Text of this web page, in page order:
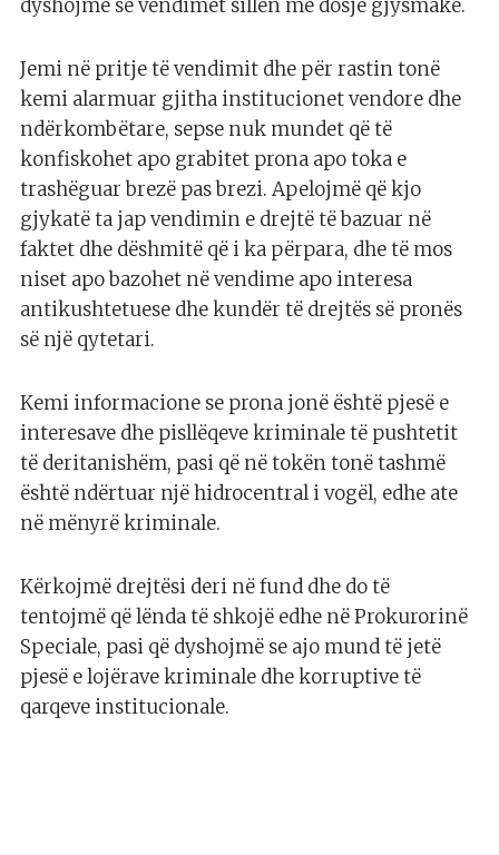
dyshojmë se vendimet sillen me dosje gjysmake.
Jemi në pritje të vendimit dhe për rastin tonë
kemi alarmuar gjitha institucionet vendore dhe
ndërkombëtare, sepse nuk mundet që të
konfiskohet apo grabitet prona apo toka e
trashëguar brezë pas brezi. Apelojmë që kjo
gjykatë ta jap vendimin e drejtë të bazuar në
faktet dhe dëshmitë që i ka përpara, dhe të mos
niset apo bazohet në vendime apo interesa
antikushtetuese dhe kundër të drejtës së pronës
së një qytetari.
Kemi informacione se prona jonë është pjesë e
interesave dhe pisllëqeve kriminale të pushtetit
të deritanishëm, pasi që në tokën tonë tashmë
është ndërtuar një hidrocentral i vogël, edhe ate
në mënyrë kriminale.
Kërkojmë drejtësi deri në fund dhe do të
tentojmë që lënda të shkojë edhe në Prokurorinë
Speciale, pasi që dyshojmë se ajo mund të jetë
pjesë e lojërave kriminale dhe korruptive të
qarqeve institucionale.